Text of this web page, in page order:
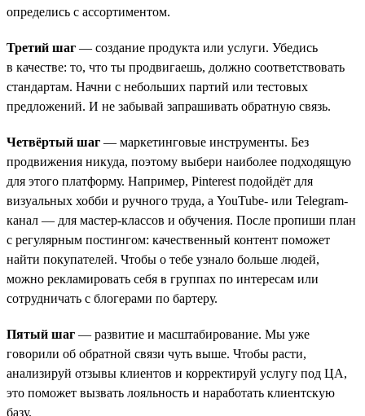
определись с ассортиментом.
Третий шаг — создание продукта или услуги. Убедись
в качестве: то, что ты продвигаешь, должно соответствовать
стандартам. Начни с небольших партий или тестовых
предложений. И не забывай запрашивать обратную связь.
Четвёртый шаг — маркетинговые инструменты. Без
продвижения никуда, поэтому выбери наиболее подходящую
для этого платформу. Например, Pinterest подойдёт для
визуальных хобби и ручного труда, а YouTube- или Telegram-
канал — для мастер-классов и обучения. После пропиши план
с регулярным постингом: качественный контент поможет
найти покупателей. Чтобы о тебе узнало больше людей,
можно рекламировать себя в группах по интересам или
сотрудничать с блогерами по бартеру.
Пятый шаг — развитие и масштабирование. Мы уже
говорили об обратной связи чуть выше. Чтобы расти,
анализируй отзывы клиентов и корректируй услугу под ЦА,
это поможет вызвать лояльность и наработать клиентскую
базу.